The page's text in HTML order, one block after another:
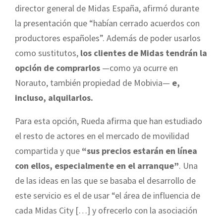
director general de Midas España, afirmó durante
la presentación que “habían cerrado acuerdos con
productores españoles”. Además de poder usarlos
como sustitutos, los clientes de Midas tendrán la
opción de comprarlos —como ya ocurre en
Norauto, también propiedad de Mobivia— e,
incluso, alquilarlos.
Para esta opción, Rueda afirma que han estudiado
el resto de actores en el mercado de movilidad
compartida y que “sus precios estarán en línea
con ellos, especialmente en el arranque”. Una
de las ideas en las que se basaba el desarrollo de
este servicio es el de usar “el área de influencia de
cada Midas City […] y ofrecerlo con la asociación